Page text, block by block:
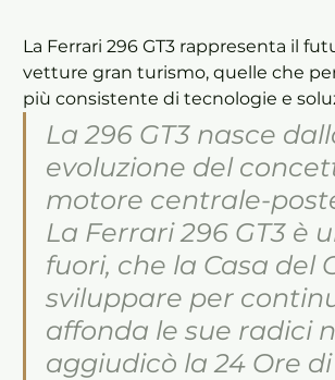
La Ferrari 296 GT3 rappresenta il
vetture gran turismo, quelle che
più consistente di tecnologie e
La 296 GT3 nasce
evoluzione del
motore centrale-
La Ferrari 296 GT3 è
fuori, che la Casa del
sviluppare per
affonda le sue radici
aggiudicò la 24 Ore di